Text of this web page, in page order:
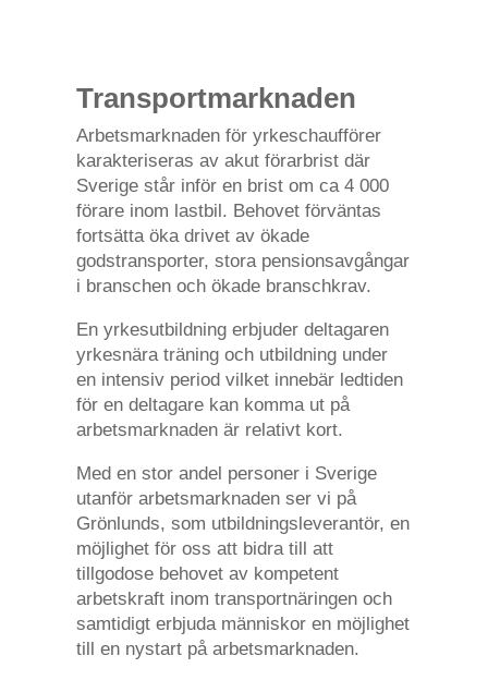
Transportmarknaden
Arbetsmarknaden för yrkeschaufförer
karakteriseras av akut förarbrist där
Sverige står inför en brist om ca 4 000
förare inom lastbil. Behovet förväntas
fortsätta öka drivet av ökade
godstransporter, stora pensionsavgångar
i branschen och ökade branschkrav.
En yrkesutbildning erbjuder deltagaren
yrkesnära träning och utbildning under
en intensiv period vilket innebär ledtiden
för en deltagare kan komma ut på
arbetsmarknaden är relativt kort.
Med en stor andel personer i Sverige
utanför arbetsmarknaden ser vi på
Grönlunds, som utbildningsleverantör, en
möjlighet för oss att bidra till att
tillgodose behovet av kompetent
arbetskraft inom transportnäringen och
samtidigt erbjuda människor en möjlighet
till en nystart på arbetsmarknaden.